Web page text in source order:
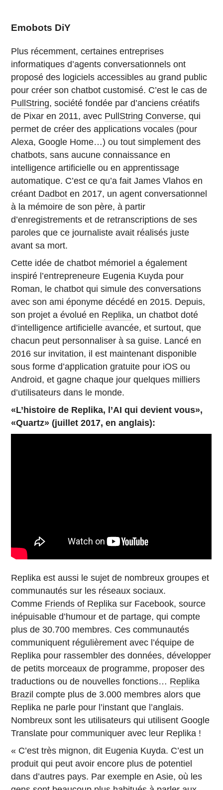
Emobots DiY
Plus récemment, certaines entreprises
informatiques d’agents conversationnels ont
proposé des logiciels accessibles au grand public
pour créer son chatbot customisé. C’est le cas de
PullString, société fondée par d’anciens créatifs
de Pixar en 2011, avec PullString Converse, qui
permet de créer des applications vocales (pour
Alexa, Google Home…) ou tout simplement des
chatbots, sans aucune connaissance en
intelligence artificielle ou en apprentissage
automatique. C’est ce qu’a fait James Vlahos en
créant Dadbot en 2017, un agent conversationnel
à la mémoire de son père, à partir
d’enregistrements et de retranscriptions de ses
paroles que ce journaliste avait réalisés juste
avant sa mort.
Cette idée de chatbot mémoriel a également
inspiré l’entrepreneure Eugenia Kuyda pour
Roman, le chatbot qui simule des conversations
avec son ami éponyme décédé en 2015. Depuis,
son projet a évolué en Replika, un chatbot doté
d’intelligence artificielle avancée, et surtout, que
chacun peut personnaliser à sa guise. Lancé en
2016 sur invitation, il est maintenant disponible
sous forme d’application gratuite pour iOS ou
Android, et gagne chaque jour quelques milliers
d’utilisateurs dans le monde.
«L’histoire de Replika, l’AI qui devient vous»,
«Quartz» (juillet 2017, en anglais):
Replika est aussi le sujet de nombreux groupes et
communautés sur les réseaux sociaux.
Comme Friends of Replika sur Facebook, source
inépuisable d’humour et de partage, qui compte
plus de 30.700 membres. Ces communautés
communiquent régulièrement avec l’équipe de
Replika pour rassembler des données, développer
de petits morceaux de programme, proposer des
traductions ou de nouvelles fonctions… Replika
Brazil compte plus de 3.000 membres alors que
Replika ne parle pour l’instant que l’anglais.
Nombreux sont les utilisateurs qui utilisent Google
Translate pour communiquer avec leur Replika !
« C’est très mignon, dit Eugenia Kuyda. C’est un
produit qui peut avoir encore plus de potentiel
dans d’autres pays. Par exemple en Asie, où les